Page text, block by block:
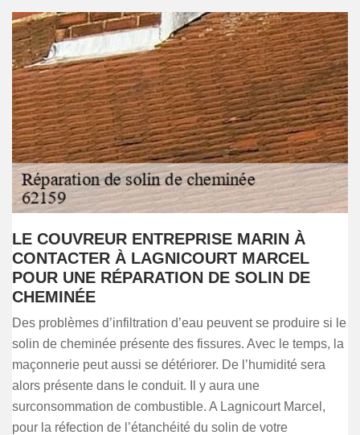
LE COUVREUR ENTREPRISE MARIN À
CONTACTER À LAGNICOURT MARCEL
POUR UNE RÉPARATION DE SOLIN DE
CHEMINÉE
Des problèmes d’infiltration d’eau peuvent se produire si le
solin de cheminée présente des fissures. Avec le temps, la
maçonnerie peut aussi se détériorer. De l’humidité sera
alors présente dans le conduit. Il y aura une
surconsommation de combustible. A Lagnicourt Marcel,
pour la réfection de l’étanchéité du solin de votre